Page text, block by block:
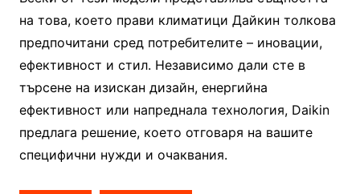
на това, което прави климатици Дайкин толкова
предпочитани сред потребителите – иновации,
ефективност и стил. Независимо дали сте в
търсене на изискан дизайн, енергийна
ефективност или напреднала технология, Daikin
предлага решение, което отговаря на вашите
специфични нужди и очаквания.